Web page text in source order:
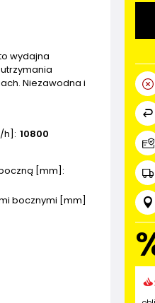
to wydajna
Niezawodna i
h] 10800
[mm]
bocznymi [mm]